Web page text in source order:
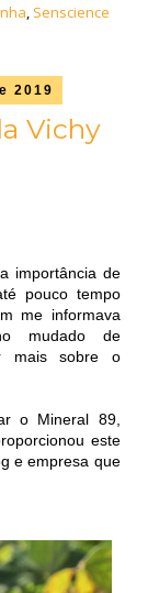
, Senscience
2019
Vichy
importância de
pouco tempo
me informava
mudado de
mais sobre o
o Mineral 89,
este
e empresa que